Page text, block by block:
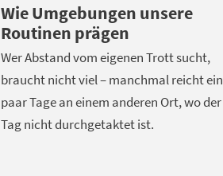
Wie Umgebungen unsere
Routinen prägen
Wer Abstand vom eigenen Trott sucht,
braucht nicht viel – manchmal reicht ein
paar Tage an einem anderen Ort, wo der
Tag nicht durchgetaktet ist.